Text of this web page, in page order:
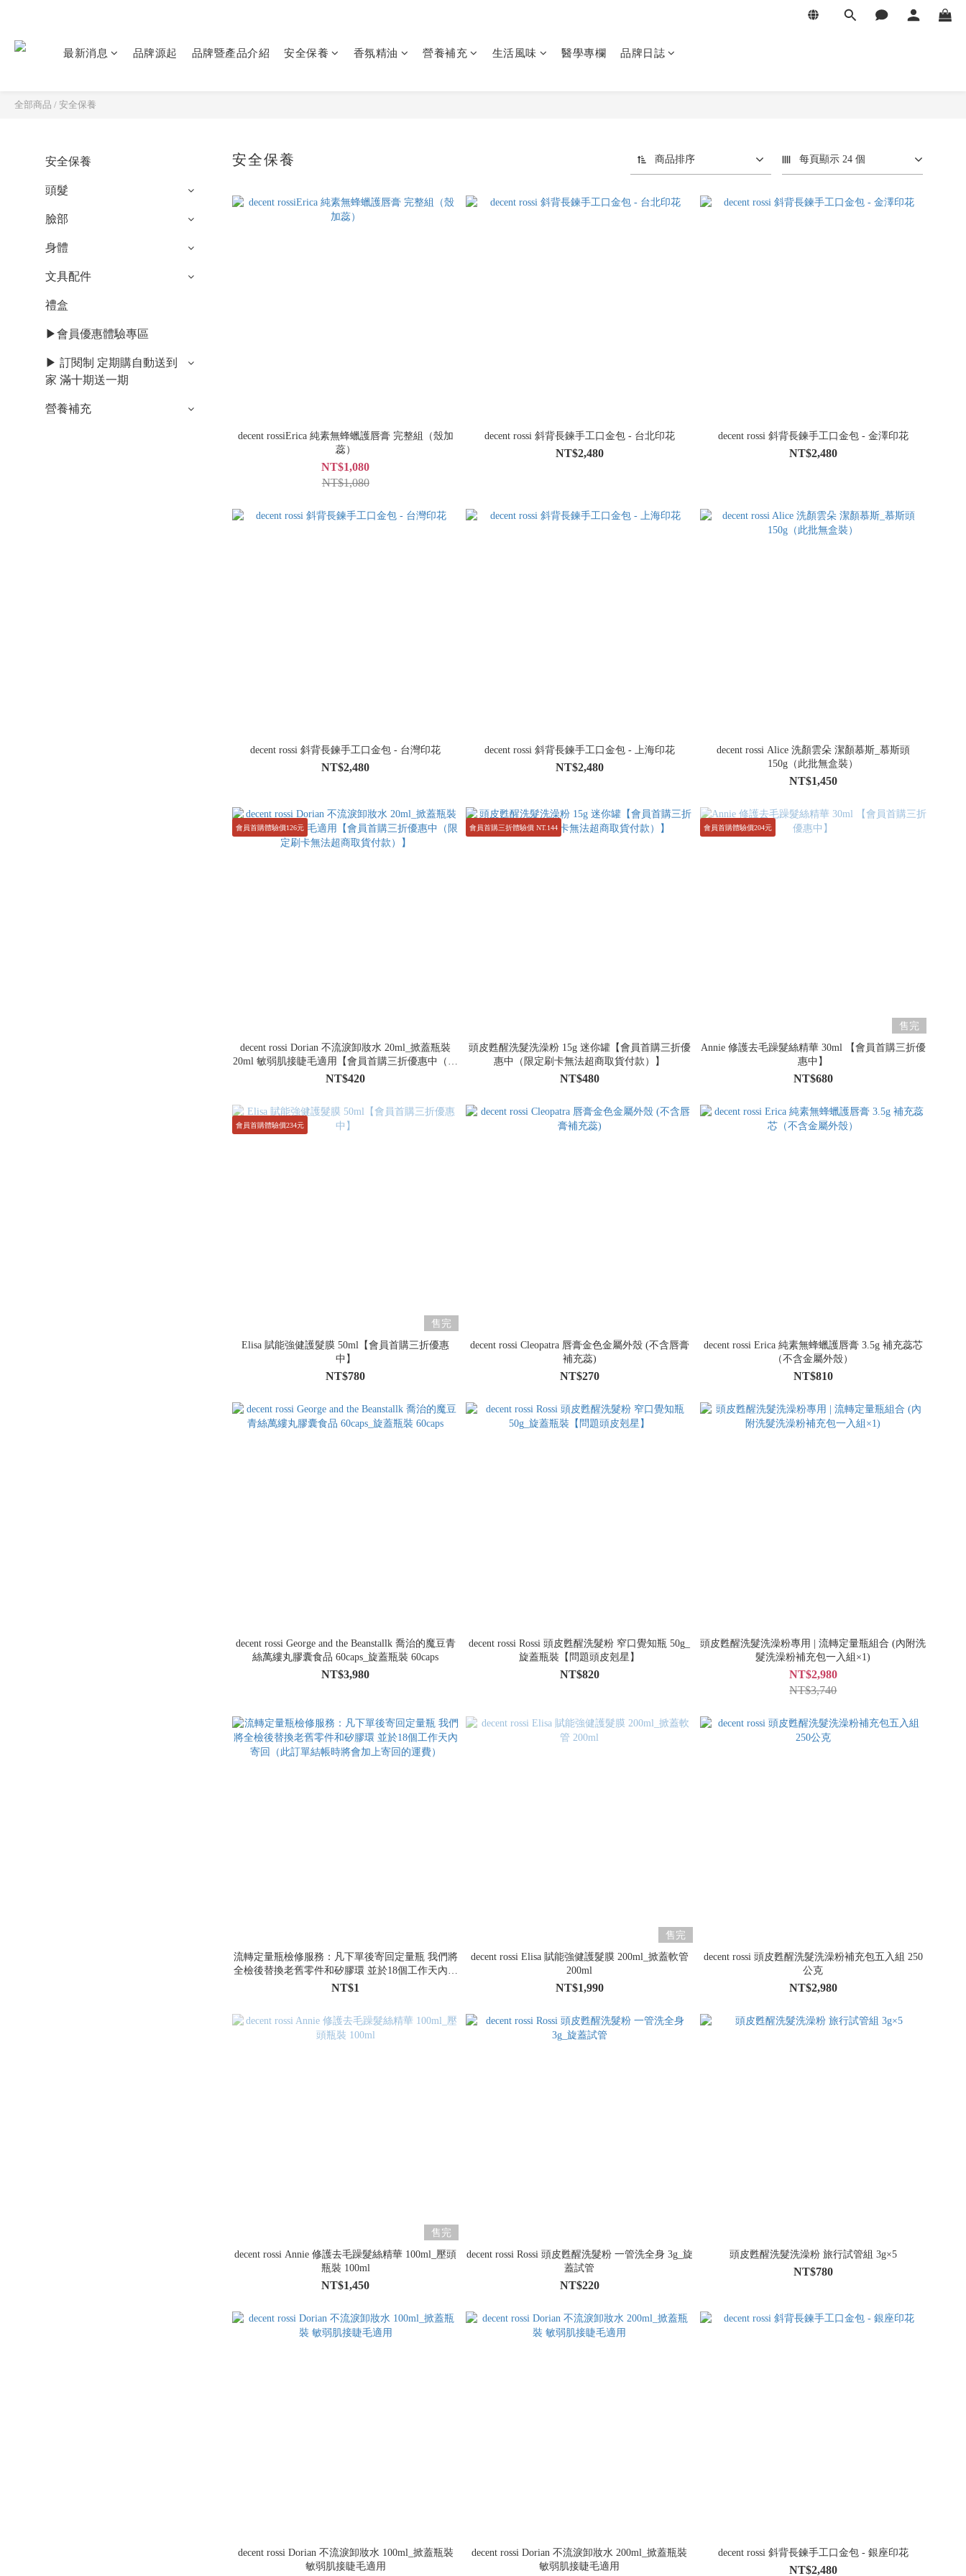
最新消息 品牌源起 品牌暨產品介紹 安全保養 香氛精油 營養補充 生活風味 醫學專欄 品牌日誌
全部商品 / 安全保養
安全保養
頭髮
臉部
身體
文具配件
禮盒
▶會員優惠體驗專區
▶ 訂閱制 定期購自動送到
家 滿十期送一期
營養補充
安全保養 商品排序 每頁顯示 24 個
decent rossiErica 純素無蜂蠟護唇膏 完整組（殼加
蕊）
NT$1,080
NT$1,080
decent rossi 斜背長鍊手工口金包 - 台北印花
NT$2,480
decent rossi 斜背長鍊手工口金包 - 金澤印花
NT$2,480
decent rossi 斜背長鍊手工口金包 - 台灣印花
NT$2,480
decent rossi 斜背長鍊手工口金包 - 上海印花
NT$2,480
decent rossi Alice 洗顏雲朵 潔顏慕斯_慕斯頭
150g（此批無盒裝）
NT$1,450
會員首購體驗價126元
decent rossi Dorian 不流淚卸妝水 20ml_掀蓋瓶裝
20ml 敏弱肌接睫毛適用【會員首購三折優惠中（限
定刷卡無法超商取貨付款）】
NT$420
會員首購三折體驗價 NT.144
頭皮甦醒洗髮洗澡粉 15g 迷你罐【會員首購三折優
惠中（限定刷卡無法超商取貨付款）】
NT$480
會員首購體驗價204元
售完
Annie 修護去毛躁髮絲精華 30ml 【會員首購三折優
惠中】
NT$680
會員首購體驗價234元
售完
Elisa 賦能強健護髮膜 50ml【會員首購三折優惠
中】
NT$780
decent rossi Cleopatra 唇膏金色金屬外殼 (不含唇膏
補充蕊)
NT$270
decent rossi Erica 純素無蜂蠟護唇膏 3.5g 補充蕊芯
（不含金屬外殼）
NT$810
decent rossi George and the Beanstallk 喬治的魔豆青
絲萬縷丸膠囊食品 60caps_旋蓋瓶裝 60caps
NT$3,980
decent rossi Rossi 頭皮甦醒洗髮粉 窄口覺知瓶 50g_
旋蓋瓶裝【問題頭皮剋星】
NT$820
頭皮甦醒洗髮洗澡粉專用 | 流轉定量瓶組合 (內附洗
髮洗澡粉補充包一入組×1)
NT$2,980
NT$3,740
流轉定量瓶檢修服務：凡下單後寄回定量瓶 我們將
全檢後替換老舊零件和矽膠環 並於18個工作天內寄
回（此訂單結帳時將會加上寄回的運費）
NT$1
售完
decent rossi Elisa 賦能強健護髮膜 200ml_掀蓋軟管
200ml
NT$1,990
decent rossi 頭皮甦醒洗髮洗澡粉補充包五入組 250
公克
NT$2,980
售完
decent rossi Annie 修護去毛躁髮絲精華 100ml_壓頭
瓶裝 100ml
NT$1,450
decent rossi Rossi 頭皮甦醒洗髮粉 一管洗全身 3g_旋
蓋試管
NT$220
頭皮甦醒洗髮洗澡粉 旅行試管組 3g×5
NT$780
decent rossi Dorian 不流淚卸妝水 100ml_掀蓋瓶裝
敏弱肌接睫毛適用
decent rossi Dorian 不流淚卸妝水 200ml_掀蓋瓶裝
敏弱肌接睫毛適用
decent rossi 斜背長鍊手工口金包 - 銀座印花
NT$2,480